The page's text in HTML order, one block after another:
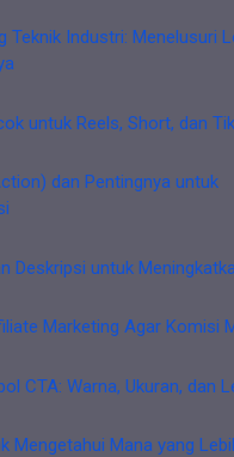
Teknik Industri: Menelusuri
untuk Reels, Short, dan
dan Pentingnya untuk
Deskripsi untuk
Marketing Agar Komisi
CTA: Warna, Ukuran, dan
Mengetahui Mana yang